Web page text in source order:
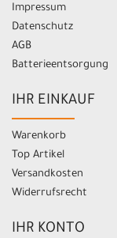
Impressum
Datenschutz
AGB
Batterieentsorgung
IHR EINKAUF
Warenkorb
Top Artikel
Versandkosten
Widerrufsrecht
IHR KONTO